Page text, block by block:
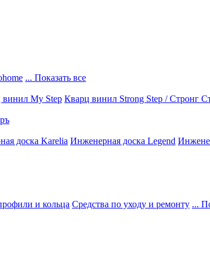
... Показать все
винил My Step Кварц винил Strong Step / Стронг
доска Karelia Инженерная доска Legend
и кольца Средства по уходу и ремонту ...